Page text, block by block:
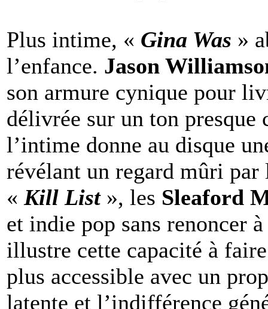
Plus intime, « Gina Was »
l’enfance. Jason
son armure cynique pour
délivrée sur un ton presque
l’intime donne au disque
révélant un regard mûri
« Kill List», les Sleaford
et indie pop sans renoncer
illustre cette capacité à
plus accessible avec un
latente et l’indifférence